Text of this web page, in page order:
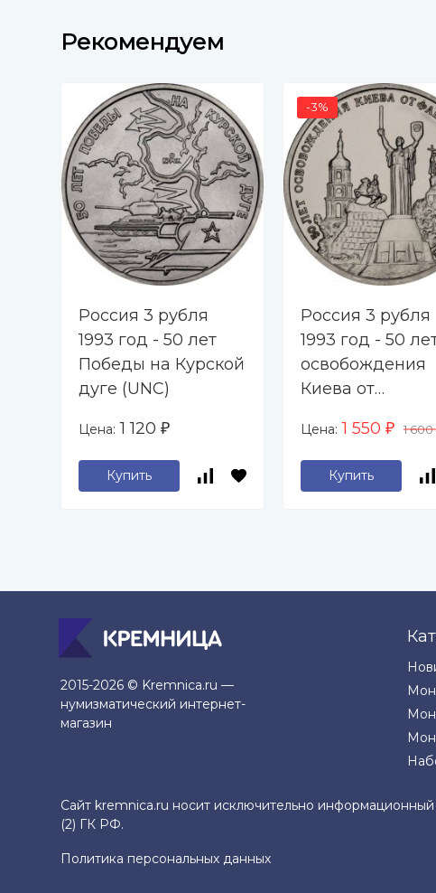
Рекомендуем
Россия 3 рубля
1993 год - 50 лет
Победы на Курской
дуге (UNC)
Цена: 1 120 ₽
Купить
-3%
Россия 3 рубля
1993 год - 50
освобождения
Киева от
захватчиков
Цена: 1 550 ₽ 1 600
Купить
2015-2026 © Kremnica.ru —
нумизматический интернет-
магазин
Сайт kremnica.ru носит исключительно
(2) ГК РФ.
Политика персональных данных